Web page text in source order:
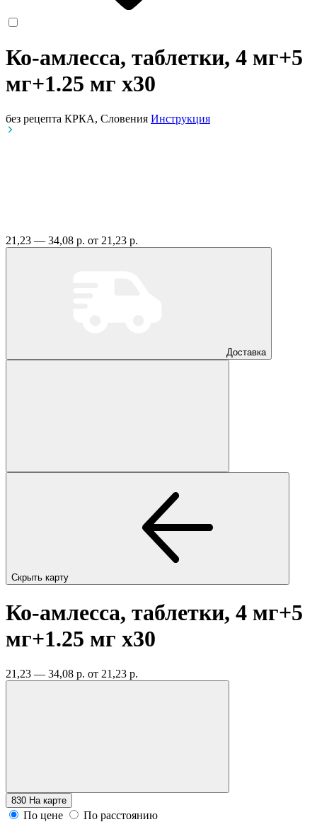
Ко-амлесса, таблетки, 4 мг+5
мг+1.25 мг x30
без рецепта КРКА, Словения Инструкция
21,23 — 34,08 р. от 21,23 р.
Доставка
Скрыть карту
Ко-амлесса, таблетки, 4 мг+5
мг+1.25 мг x30
21,23 — 34,08 р. от 21,23 р.
830 На карте
По цене
По расстоянию